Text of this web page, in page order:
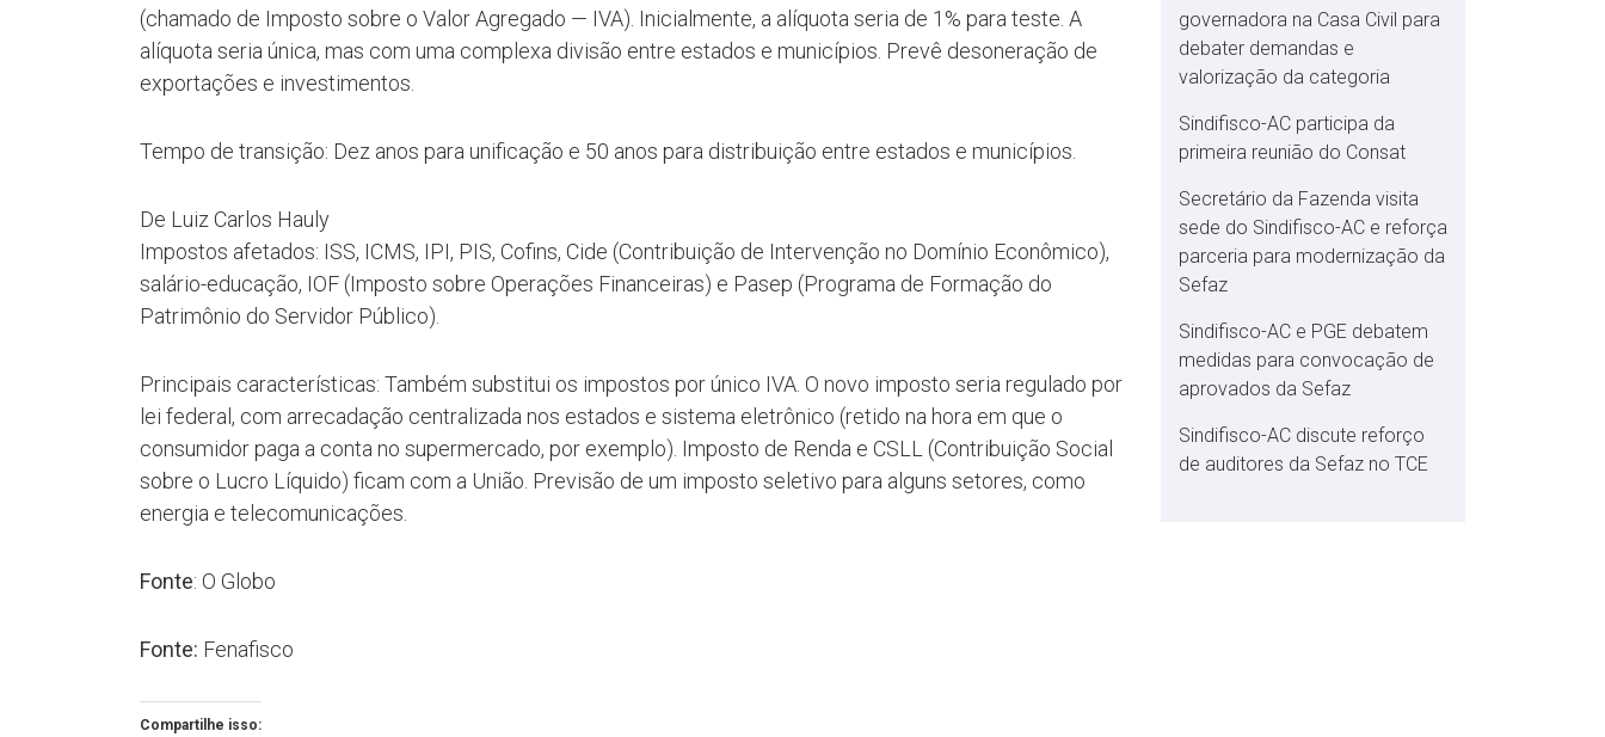
(chamado de Imposto sobre o Valor Agregado — IVA). Inicialmente, a alíquota seria de 1% para teste. A
alíquota seria única, mas com uma complexa divisão entre estados e municípios. Prevê desoneração de
exportações e investimentos.
Tempo de transição: Dez anos para unificação e 50 anos para distribuição entre estados e municípios.
De Luiz Carlos Hauly
Impostos afetados: ISS, ICMS, IPI, PIS, Cofins, Cide (Contribuição de Intervenção no Domínio Econômico),
salário-educação, IOF (Imposto sobre Operações Financeiras) e Pasep (Programa de Formação do
Patrimônio do Servidor Público).
Principais características: Também substitui os impostos por único IVA. O novo imposto seria regulado por
lei federal, com arrecadação centralizada nos estados e sistema eletrônico (retido na hora em que o
consumidor paga a conta no supermercado, por exemplo). Imposto de Renda e CSLL (Contribuição Social
sobre o Lucro Líquido) ficam com a União. Previsão de um imposto seletivo para alguns setores, como
energia e telecomunicações.
Fonte: O Globo
Fonte: Fenafisco
Compartilhe isso:
governadora na Casa Civil para
debater demandas e
valorização da categoria
Sindifisco-AC participa da
primeira reunião do Consat
Secretário da Fazenda visita
sede do Sindifisco-AC e reforça
parceria para modernização da
Sefaz
Sindifisco-AC e PGE debatem
medidas para convocação de
aprovados da Sefaz
Sindifisco-AC discute reforço
de auditores da Sefaz no TCE